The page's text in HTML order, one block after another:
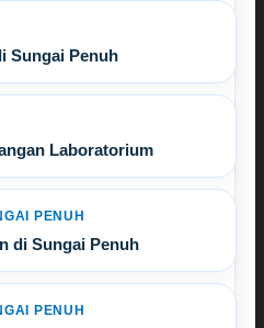
Sungai Penuh
Laboratorium
PENUH
di Sungai Penuh
PENUH